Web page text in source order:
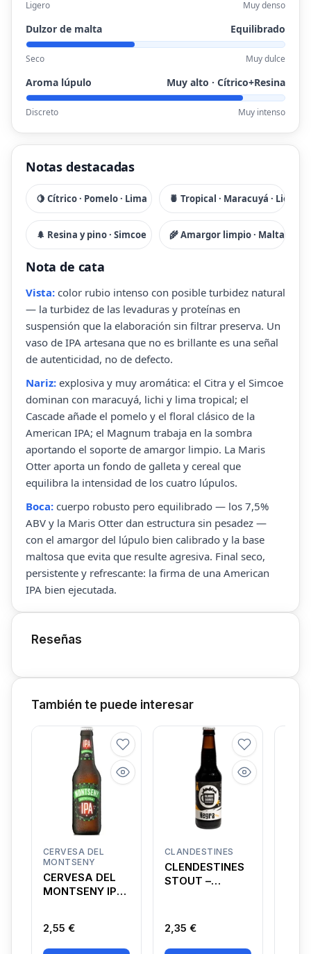
Ligero Muy denso
Dulzor de malta Equilibrado
Seco Muy dulce
Aroma lúpulo Muy alto · Cítrico+Resina
Discreto Muy intenso
Notas destacadas
🍋 Cítrico · Pomelo · Lima 🍍 Tropical · Maracuyá · Lichi
🌲 Resina y pino · Simcoe 🌾 Amargor limpio · Malta
Nota de cata
Vista: color rubio intenso con posible turbidez natural
— la turbidez de las levaduras y proteínas en
suspensión que la elaboración sin filtrar preserva. Un
vaso de IPA artesana que no es brillante es una señal
de autenticidad, no de defecto.
Nariz: explosiva y muy aromática: el Citra y el Simcoe
dominan con maracuyá, lichi y lima tropical; el
Cascade añade el pomelo y el floral clásico de la
American IPA; el Magnum trabaja en la sombra
aportando el soporte de amargor limpio. La Maris
Otter aporta un fondo de galleta y cereal que
equilibra la intensidad de los cuatro lúpulos.
Boca: cuerpo robusto pero equilibrado — los 7,5%
ABV y la Maris Otter dan estructura sin pesadez —
con el amargor del lúpulo bien calibrado y la base
maltosa que evita que resulte agresiva. Final seco,
persistente y refrescante: la firma de una American
IPA bien ejecutada.
Reseñas
También te puede interesar
CERVESA DEL
MONTSENY
CERVESA DEL
MONTSENY IPA
2,55 €
CLANDESTINES
CLENDESTINES
STOUT –
NEGRA
2,35 €